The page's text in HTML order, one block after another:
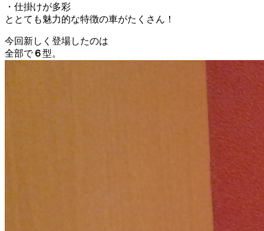
・仕掛けが多彩
ととても魅力的な特徴の車がたくさん！
今回新しく登場したのは
全部で６型。